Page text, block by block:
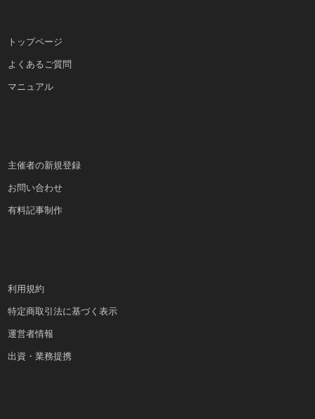
トップページ
よくあるご質問
マニュアル
主催者の新規登録
お問い合わせ
有料記事制作
利用規約
特定商取引法に基づく表示
運営者情報
出資・業務提携